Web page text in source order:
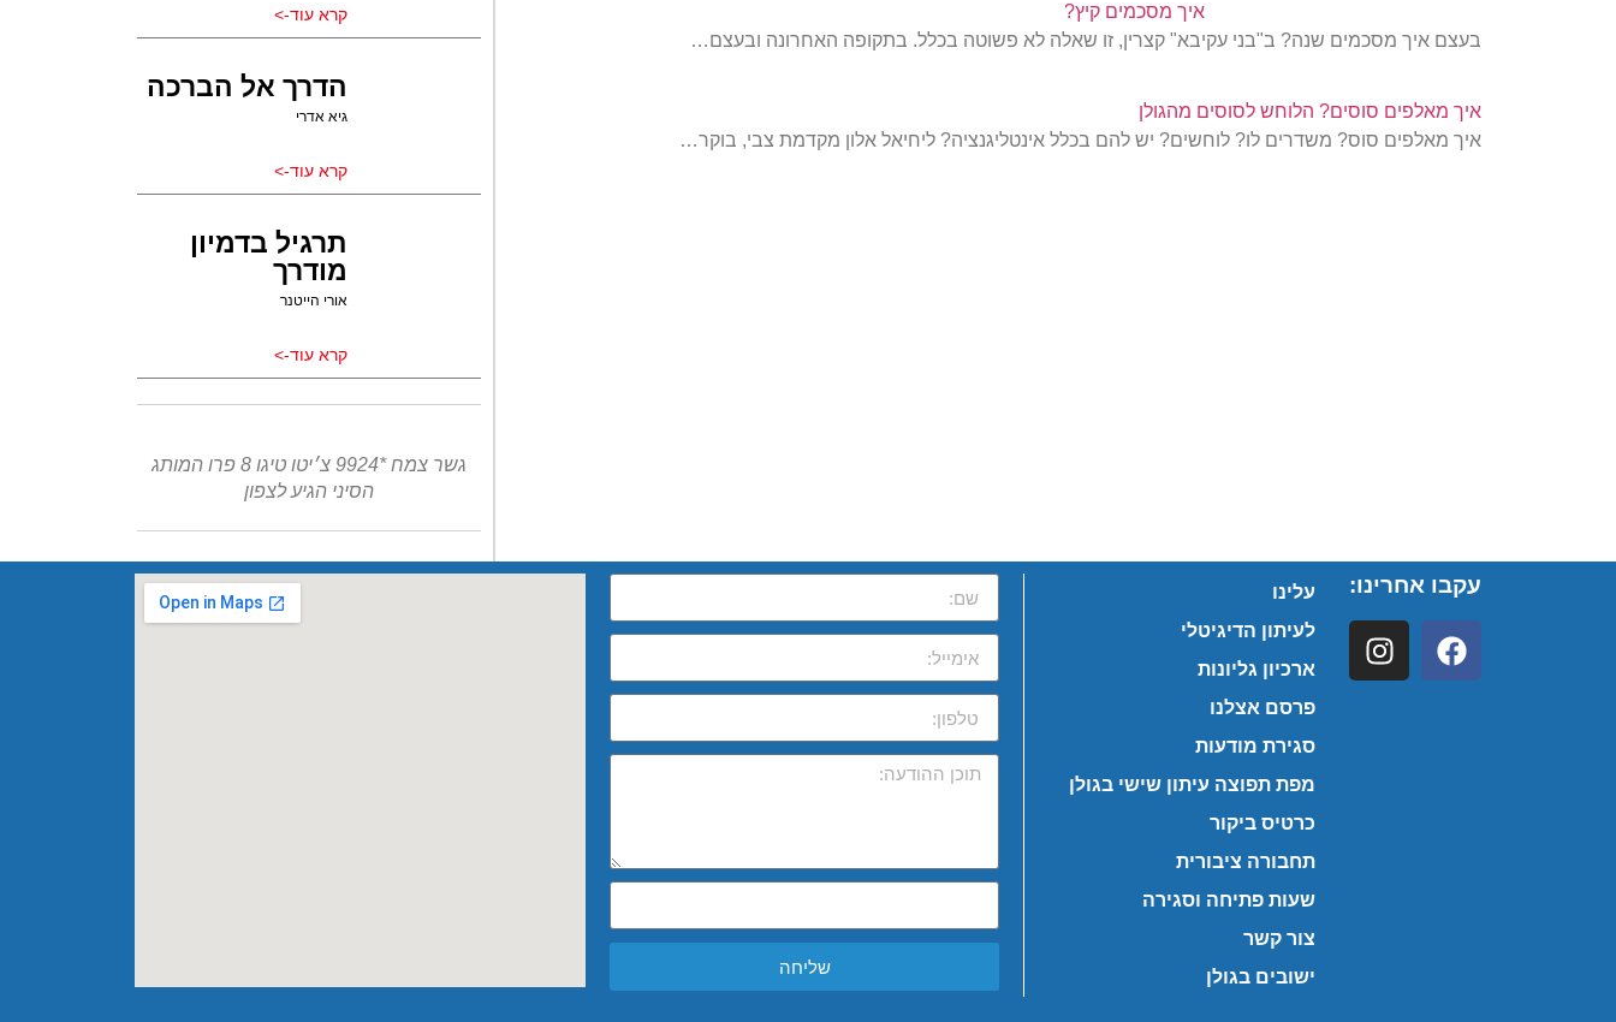
איך מסכמים קיץ?
בעצם איך מסכמים שנה? ב"בני עקיבא" קצרין, זו שאלה לא פשוטה בכלל. בתקופה האחרונה ובעצם…
איך מאלפים סוסים? הלוחש לסוסים מהגולן
איך מאלפים סוס? משדרים לו? לוחשים? יש להם בכלל אינטליגנציה? ליחיאל אלון מקדמת צבי, בוקר…
קרא עוד->
הדרך אל הברכה
גיא אדרי
קרא עוד->
תרגיל בדמיון
מודרך
אורי הייטנר
קרא עוד->
גשר צמח *9924 צ׳יטו טיגו 8 פרו המותג
הסיני הגיע לצפון
עקבו אחרינו:
עלינו
לעיתון הדיגיטלי
ארכיון גליונות
פרסם אצלנו
סגירת מודעות
מפת תפוצה עיתון שישי בגולן
כרטיס ביקור
תחבורה ציבורית
שעות פתיחה וסגירה
צור קשר
ישובים בגולן
שליחה